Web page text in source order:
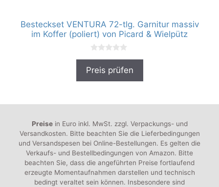
Besteckset VENTURA 72-tlg. Garnitur massiv
im Koffer (poliert) von Picard & Wielpütz
0
o
Preis prüfen
Preisein Euro inkl. MwSt. zzgl. Verpackungs- und
Versandkosten. Bitte beachten Sie die Lieferbedingungen
und Versandspesen bei Online-Bestellungen. Es gelten die
Verkaufs- und Bestellbedingungen von Amazon. Bitte
beachten Sie, dass die angeführten Preise fortlaufend
erzeugte Momentaufnahmen darstellen und technisch
bedingt veraltet sein können. Insbesondere sind